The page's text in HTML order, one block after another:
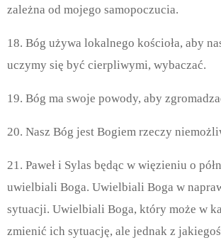
zależna od mojego samopoczucia.
18. Bóg używa lokalnego kościoła, aby
uczymy się być cierpliwymi, wybaczać.
19. Bóg ma swoje powody, aby
20. Nasz Bóg jest Bogiem rzeczy
21. Paweł i Sylas będąc w więzieniu o
uwielbiali Boga. Uwielbiali Boga w
sytuacji. Uwielbiali Boga, który może w
zmienić ich sytuację, ale jednak z